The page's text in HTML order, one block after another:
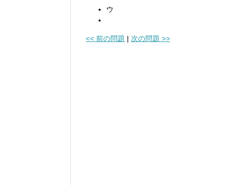
ウ
<< 前の問題 | 次の問題 >>